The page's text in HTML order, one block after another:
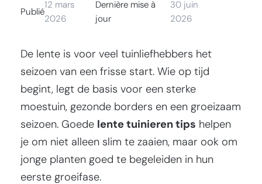
Publié
12 mars
2026
Dernière mise à
jour
30 juin
2026
De lente is voor veel tuinliefhebbers het
seizoen van een frisse start. Wie op tijd
begint, legt de basis voor een sterke
moestuin, gezonde borders en een groeizaam
seizoen. Goede lente tuinieren tips helpen
je om niet alleen slim te zaaien, maar ook om
jonge planten goed te begeleiden in hun
eerste groeifase.